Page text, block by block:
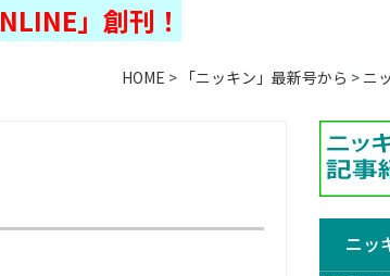
」創刊！
HOME > 「ニッキン」最新号から > ニ
ニッ